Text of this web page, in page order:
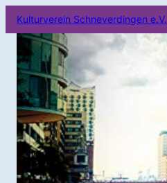
Kulturverein Schneverdingen e.V.